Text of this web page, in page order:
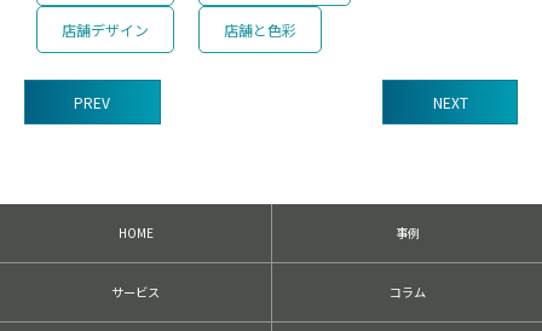
店舗デザイン 店舗と色彩
の
へ
PREV NEXT
HOME 事例
サービス コラム